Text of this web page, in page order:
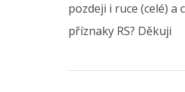
pozdeji i ruce (celé)
příznaky RS? Děkuji